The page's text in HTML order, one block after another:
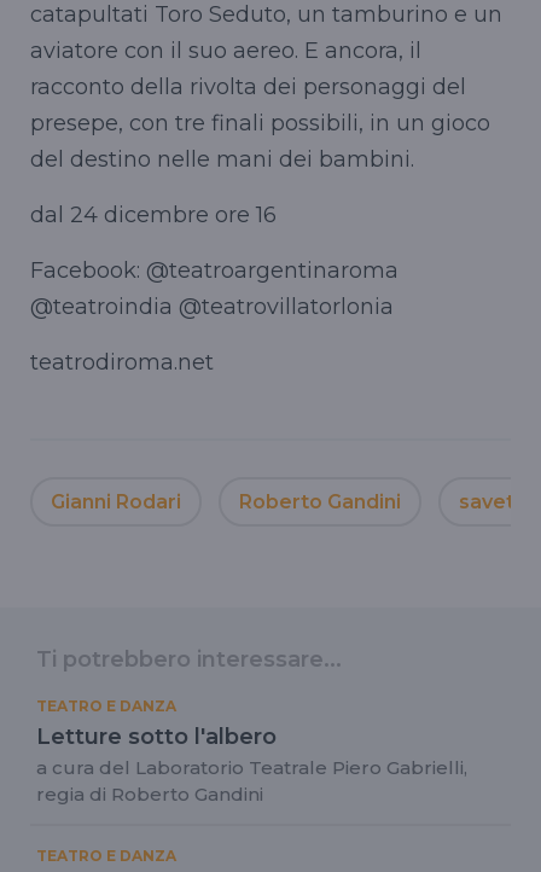
catapultati Toro Seduto, un tamburino e un
aviatore con il suo aereo. E ancora, il
racconto della rivolta dei personaggi del
presepe, con tre finali possibili, in un gioco
del destino nelle mani dei bambini.
dal 24 dicembre ore 16
Facebook: @teatroargentinaroma
@teatroindia @teatrovillatorlonia
teatrodiroma.net
Gianni Rodari Roberto Gandini
Ti potrebbero interessare...
TEATRO E DANZA
Letture sotto l'albero
a cura del Laboratorio Teatrale Piero Gabrielli,
regia di Roberto Gandini
TEATRO E DANZA